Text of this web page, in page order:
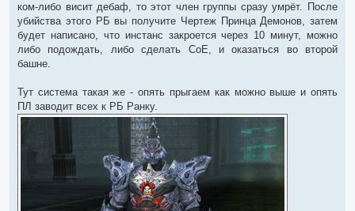
ком-либо висит дебаф, то этот член группы сразу умрёт. После
убийства этого РБ вы получите Чертеж Принца Демонов, затем
будет написано, что инстанс закроется через 10 минут, можно
либо подождать, либо сделать СоЕ, и оказаться во второй
башне.
Тут система такая же - опять прыгаем как можно выше и опять
ПЛ заводит всех к РБ Ранку.